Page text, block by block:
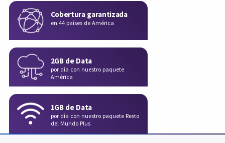
Cobertura garantizada
en 44 países de América
2GB de Data
por día con nuestro paquete
América
1GB de Data
por día con nuestro paquete Resto
del Mundo Plus